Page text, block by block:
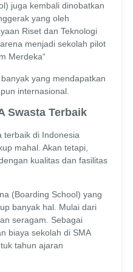
juga kembali dinobatkan
yang oleh
Riset dan Teknologi
menjadi sekolah pilot
Merdeka“
yang mendapatkan
internasional.
Swasta Terbaik
terbaik di Indonesia
mahal. Akan tetapi,
kualitas dan fasilitas
(Boarding School) yang
banyak hal. Mulai dari
seragam. Sebagai
biaya sekolah di SMA
tahun ajaran